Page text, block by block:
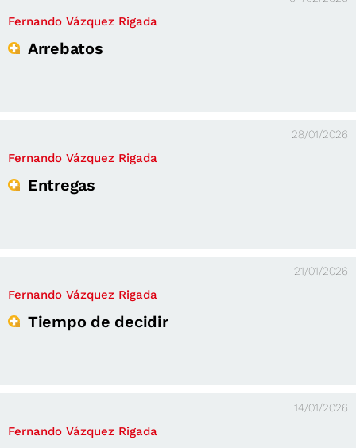
Fernando Vázquez Rigada
Arrebatos
28/01/2026
Fernando Vázquez Rigada
Entregas
21/01/2026
Fernando Vázquez Rigada
Tiempo de decidir
14/01/2026
Fernando Vázquez Rigada